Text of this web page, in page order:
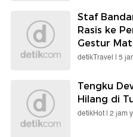
Staf
Rasis ke
Gestur
detikTravel | 5
Tengku
Hilang di
detikHot | 2 jam